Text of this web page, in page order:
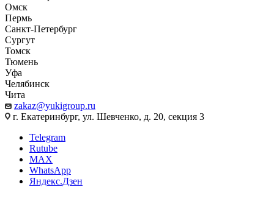
Омск
Пермь
Санкт-Петербург
Сургут
Томск
Тюмень
Уфа
Челябинск
Чита
zakaz@yukigroup.ru
г. Екатеринбург, ул. Шевченко, д. 20, секция 3
Telegram
Rutube
MAX
WhatsApp
Яндекс.Дзен